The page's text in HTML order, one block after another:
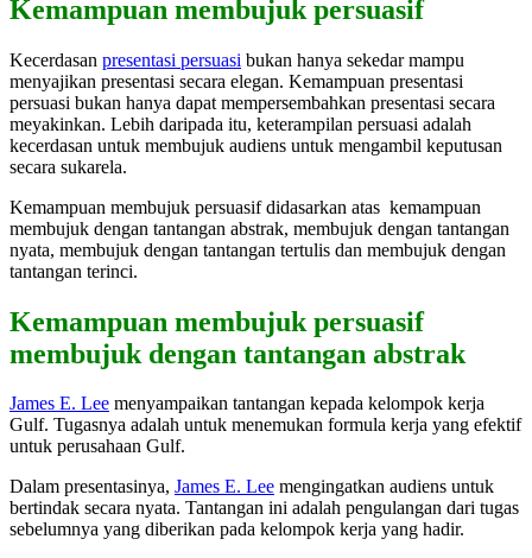
Kemampuan membujuk persuasif
Kecerdasan presentasi persuasi bukan hanya sekedar mampu
menyajikan presentasi secara elegan. Kemampuan presentasi
persuasi bukan hanya dapat mempersembahkan presentasi secara
meyakinkan. Lebih daripada itu, keterampilan persuasi adalah
kecerdasan untuk membujuk audiens untuk mengambil keputusan
secara sukarela.
Kemampuan membujuk persuasif didasarkan atas kemampuan
membujuk dengan tantangan abstrak, membujuk dengan tantangan
nyata, membujuk dengan tantangan tertulis dan membujuk dengan
tantangan terinci.
Kemampuan membujuk persuasif
membujuk dengan tantangan abstrak
James E. Lee menyampaikan tantangan kepada kelompok kerja
Gulf. Tugasnya adalah untuk menemukan formula kerja yang efektif
untuk perusahaan Gulf.
Dalam presentasinya, James E. Lee mengingatkan audiens untuk
bertindak secara nyata. Tantangan ini adalah pengulangan dari tugas
sebelumnya yang diberikan pada kelompok kerja yang hadir.